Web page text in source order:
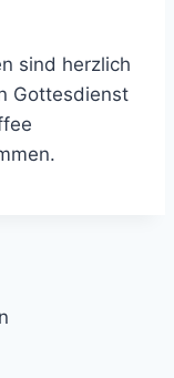
sind herzlich
Gottesdienst